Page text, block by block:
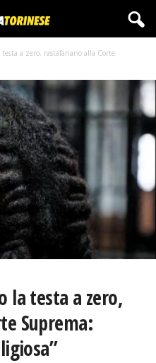
a zero, rastafariano alla Corte
la testa a zero,
Suprema: